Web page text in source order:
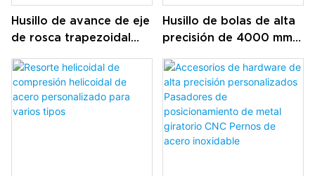
Husillo de avance de eje
de rosca trapezoidal
de bolas de acero con
rodamiento
Husillo de bolas de alta
precisión de 4000 mm
fijación utilizadas en
máquina cnc